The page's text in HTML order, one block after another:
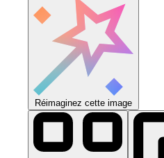
Réimaginez cette image